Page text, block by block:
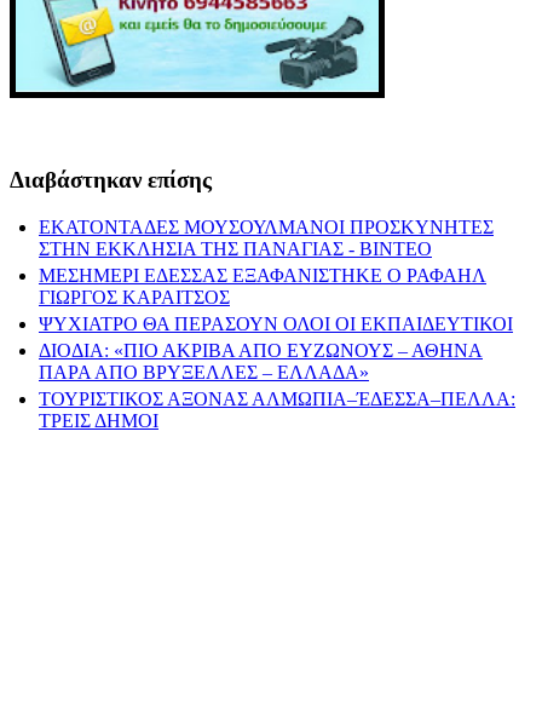
Διαβάστηκαν επίσης
ΕΚΑΤΟΝΤΑΔΕΣ ΜΟΥΣΟΥΛΜΑΝΟΙ ΠΡΟΣΚΥΝΗΤΕΣ
ΣΤΗΝ ΕΚΚΛΗΣΙΑ ΤΗΣ ΠΑΝΑΓΙΑΣ - ΒΙΝΤΕΟ
ΜΕΣΗΜΕΡΙ ΕΔΕΣΣΑΣ ΕΞΑΦΑΝΙΣΤΗΚΕ Ο ΡΑΦΑΗΛ
ΓΙΩΡΓΟΣ ΚΑΡΑΙΤΣΟΣ
ΨΥΧΙΑΤΡΟ ΘΑ ΠΕΡΑΣΟΥΝ ΟΛΟΙ ΟΙ ΕΚΠΑΙΔΕΥΤΙΚΟΙ
ΔΙΟΔΙΑ: «ΠΙΟ ΑΚΡΙΒΑ ΑΠΟ ΕΥΖΩΝΟΥΣ – ΑΘΗΝΑ
ΠΑΡΑ ΑΠΟ ΒΡΥΞΕΛΛΕΣ – ΕΛΛΑΔΑ»
ΤΟΥΡΙΣΤΙΚΟΣ ΑΞΟΝΑΣ ΑΛΜΩΠΙΑ–ΈΔΕΣΣΑ–ΠΕΛΛΑ:
ΤΡΕΙΣ ΔΗΜΟΙ